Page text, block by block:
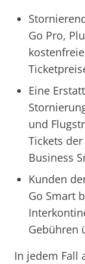
Go Pro,
Eine
und
Tickets
Business
Kunden
Go Smart
Gebühren
In jedem Fall